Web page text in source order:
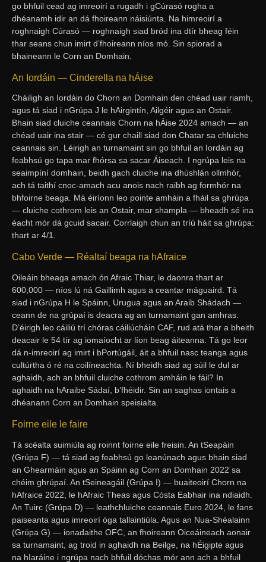
go bhfuil cead ag imreoirí a rugadh i gCúrasó rogha a
dhéanamh idir an dá fhoireann náisiúnta. Na himreoirí a
roghnaigh Cúrasó — roghnaigh siad bród ina dtír bheag féin
thar seans chun imirt d’fhoireann níos mó. Sin spiorad a
bhaineann le Corn an Domhain.
An Iordáin — Cinderella na hÁise
Cháiligh an Iordáin do Chorn an Domhain den chéad uair riamh,
agus tá siad i nGrúpa J le hAirgintín, Ailgéir agus an Ostair.
Bhain siad cluiche ceannais Chorn na hÁise 2024 amach — an
chéad uair ina stair — cé gur chaill siad don Chatar sa chluiche
ceannais sin. Léirigh an turnamaint sin go bhfuil an Iordáin ag
feabhsú go tapa mar fhórsa sa sacar Áiseach. I ngrúpa leis na
seaimpíní domhain, beidh gach cluiche ina dhúshlán ollmhór,
ach tá taithí cnoc-amach acu anois nach raibh ag formhór na
bhfoirne beaga. Má éiríonn leo pointe amháin a fháil sa ghrúpa
— cluiche cothrom leis an Ostair, mar shampla — bheadh sé ina
éacht mór dá gcuid sacair. Corrlaigh chun an tríú háit sa ghrúpa:
thart ar 4/1.
Cabo Verde — Réaltaí beaga na hAfraice
Oileáin bheaga amach ón Afraic Thiar, le daonra thart ar
600,000 — níos lú ná Gaillimh agus a ceantar máguaird. Tá
siad i nGrúpa H le Spáinn, Urugua agus an Araib Shádach —
ceann de na grúpaí is deacra ag an turnamaint gan amhras.
D’éirigh leo cáiliú trí chóras cáiliúcháin CAF, rud atá thar a bheith
deacair le 54 tír ag iomaíocht ar líon beag áiteanna. Tá go leor
dá n-imreoirí ag imirt i bPortúgáil, áit a bhfuil nasc teanga agus
cultúrtha ó ré na coilíneachta. Ní bheidh siad ag súil le dul ar
aghaidh, ach an bhfuil cluiche cothrom amháin le fáil? In
aghaidh na hAraibe Sádaí, b’fhéidir. Sin an saghas iontais a
dhéanann Corn an Domhain speisialta.
Foirne eile le faire
Tá scéalta suimiúla ag roinnt foirne eile freisin. An tSeapáin
(Grúpa F) — tá siad ag feabhsú go leanúnach agus bhain siad
an Ghearmáin agus an Spáinn ag Corn an Domhain 2022 sa
chéim ghrúpaí. An tSeineagáil (Grúpa I) — buaiteoirí Chorn na
hAfraice 2022, le hAfraic Theas agus Cósta Eabhair ina ndiaidh.
An Tuirc (Grúpa D) — leathchluiche ceannais Euro 2024, le fans
paiseanta agus imreoirí óga tallaintiúla. Agus an Nua-Shéalainn
(Grúpa G) — ionadaithe OFC, an fhoireann Oiceáineach aonair
sa turnamaint, ag troid in aghaidh na Beilge, na hÉigipte agus
na hIaráine i ngrúpa nach bhfuil dóchas mór ann ach a bhfuil